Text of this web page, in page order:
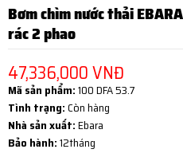
Bơm chìm nước thải
rác 2 phao
47,336,000 VNĐ
Mã sản phẩm:100 DFA 53.7
Tình trạng:Còn hàng
Nhà sản xuất:Ebara
Bảo hành:12tháng